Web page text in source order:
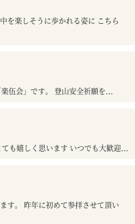
を楽しそうに歩かれる姿に こちら
伍会」です。 登山安全祈願を...
も嬉しく思います いつでも大歓迎...
す。 昨年に初めて参拝させて頂い